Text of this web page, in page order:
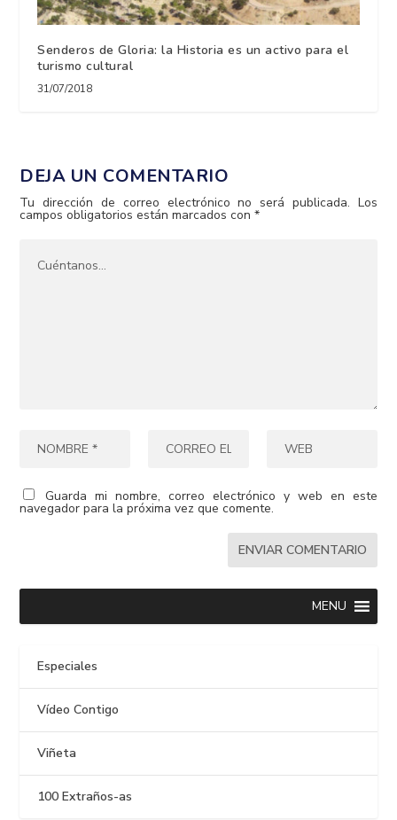
Senderos de Gloria: la Historia es un activo para el
turismo cultural
31/07/2018
DEJA UN COMENTARIO
Tu dirección de correo electrónico no será publicada. Los
campos obligatorios están marcados con*
Guarda mi nombre, correo electrónico y web en este
navegador para la próxima vez que comente.
MENU
Especiales
Vídeo Contigo
Viñeta
100 Extraños-as